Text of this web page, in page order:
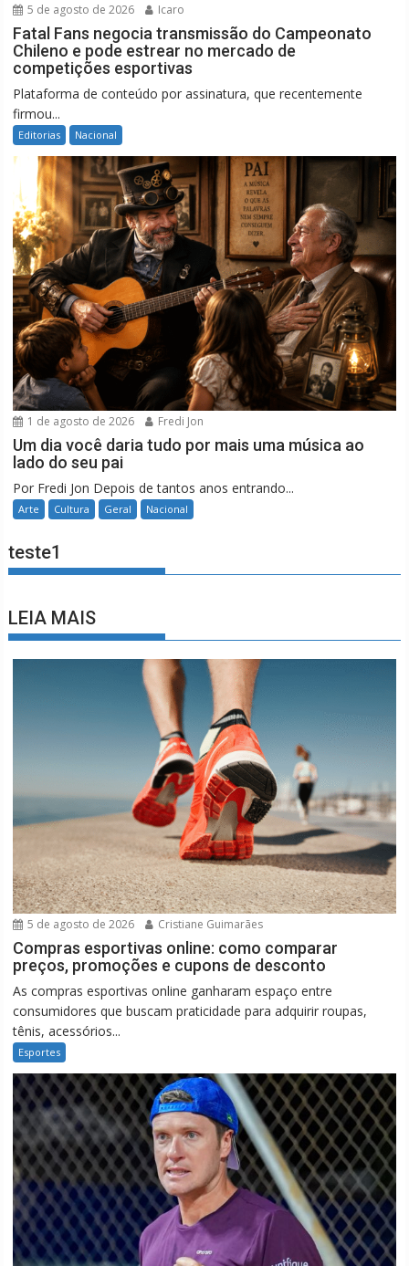
5 de agosto de 2026 Icaro
Fatal Fans negocia transmissão do Campeonato
Chileno e pode estrear no mercado de
competições esportivas
Plataforma de conteúdo por assinatura, que recentemente
firmou...
Editorias Nacional
1 de agosto de 2026 Fredi Jon
Um dia você daria tudo por mais uma música ao
lado do seu pai
Por Fredi Jon Depois de tantos anos entrando...
Arte Cultura Geral Nacional
teste1
LEIA MAIS
5 de agosto de 2026 Cristiane Guimarães
Compras esportivas online: como comparar
preços, promoções e cupons de desconto
As compras esportivas online ganharam espaço entre
consumidores que buscam praticidade para adquirir roupas,
tênis, acessórios...
Esportes